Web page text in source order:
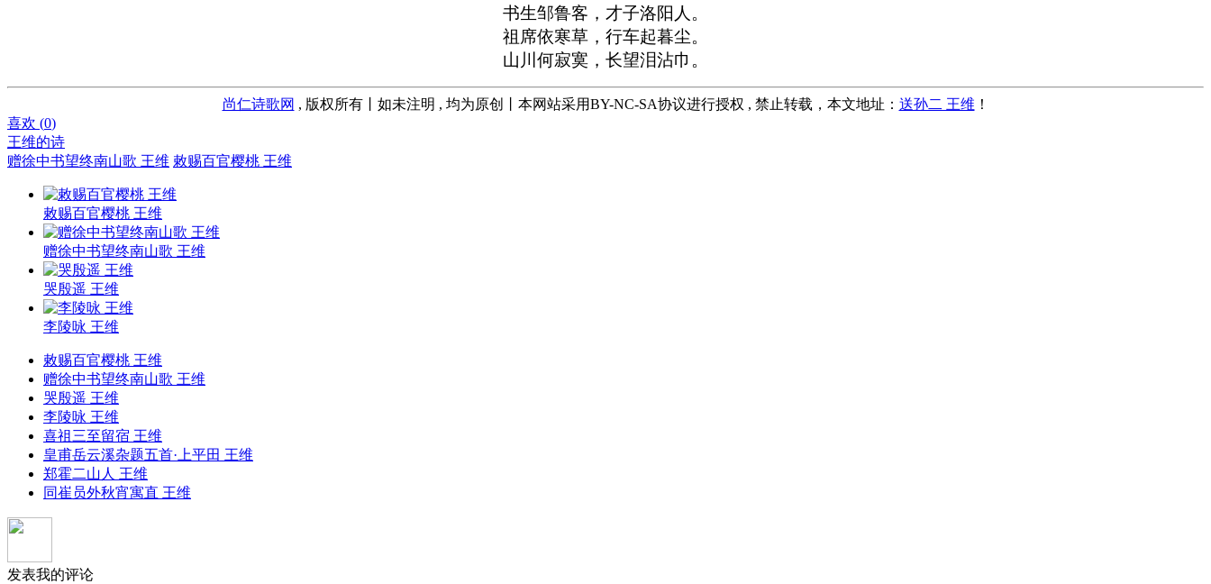
书生邹鲁客，才子洛阳人。
祖席依寒草，行车起暮尘。
山川何寂寞，长望泪沾巾。
尚仁诗歌网 , 版权所有丨如未注明 , 均为原创丨本网站采用BY-NC-SA协议进行授权 , 禁止转载，本文地址： 送孙二 王维 ！
喜欢 (0)
王维的诗
赠徐中书望终南山歌 王维 敕赐百官樱桃 王维
敕赐百官樱桃 王维
赠徐中书望终南山歌 王维
哭殷遥 王维
李陵咏 王维
敕赐百官樱桃 王维
赠徐中书望终南山歌 王维
哭殷遥 王维
李陵咏 王维
喜祖三至留宿 王维
皇甫岳云溪杂题五首·上平田 王维
郑霍二山人 王维
同崔员外秋宵寓直 王维
发表我的评论